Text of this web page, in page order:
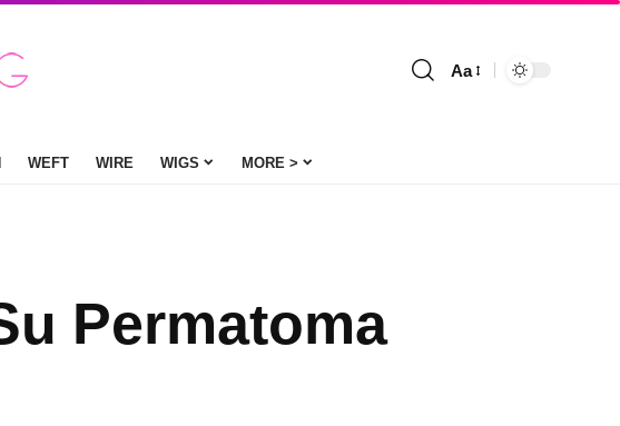
Font
Aa
WEFT WIRE WIGS MORE >
Permatoma